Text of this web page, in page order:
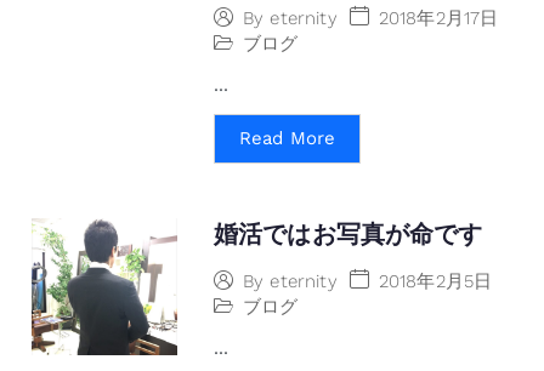
By eternity
2018年2月17日
ブログ
...
Read More
婚活ではお写真が命です
By eternity
2018年2月5日
ブログ
...